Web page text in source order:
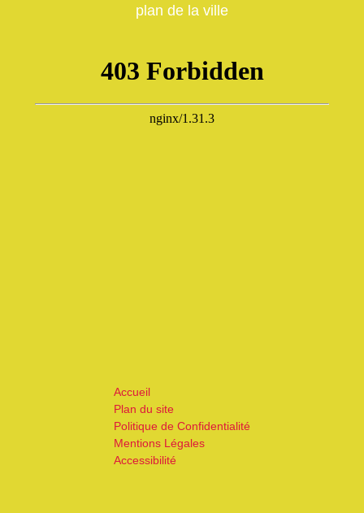
plan de la ville
Accueil
Plan du site
Politique de Confidentialité
Mentions Légales
Accessibilité